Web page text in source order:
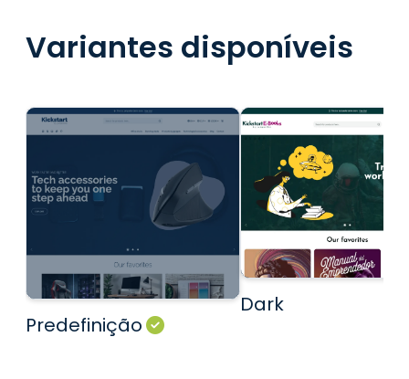
Variantes disponíveis
Predefinição
Dark